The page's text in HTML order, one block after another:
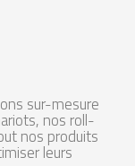
sur-mesure
nos roll-
nos produits
leurs